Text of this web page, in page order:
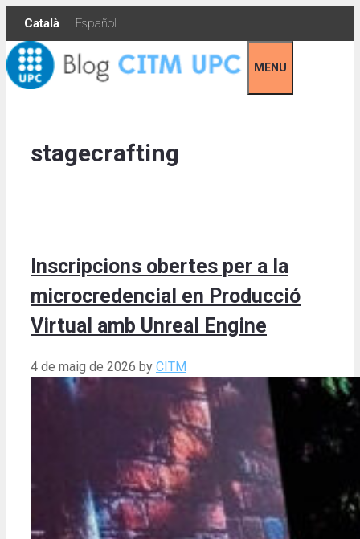
Skip
content
Català Español
MENU
stagecrafting
Inscripcions obertes per a la
microcredencial en Producció
Virtual amb Unreal Engine
4 de maig de 2026 by CITM